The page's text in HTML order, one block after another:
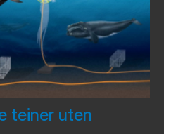
teiner uten